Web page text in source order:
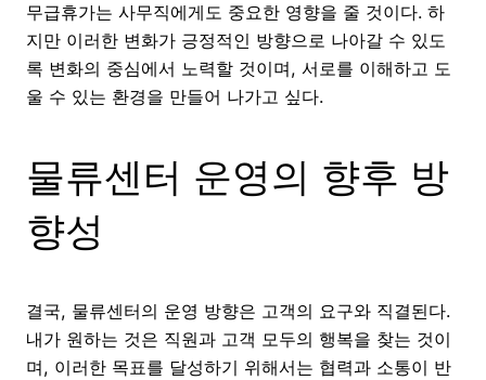
무급휴가는 사무직에게도 중요한 영향을 줄 것이다. 하
지만 이러한 변화가 긍정적인 방향으로 나아갈 수 있도
록 변화의 중심에서 노력할 것이며, 서로를 이해하고 도
울 수 있는 환경을 만들어 나가고 싶다.
물류센터 운영의 향후 방
향성
결국, 물류센터의 운영 방향은 고객의 요구와 직결된다.
내가 원하는 것은 직원과 고객 모두의 행복을 찾는 것이
며, 이러한 목표를 달성하기 위해서는 협력과 소통이 반